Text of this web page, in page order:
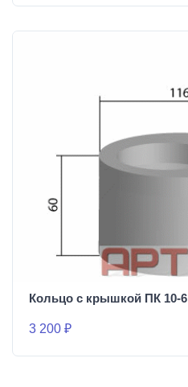
Кольцо с крышкой ПК 10-6
3 200 ₽